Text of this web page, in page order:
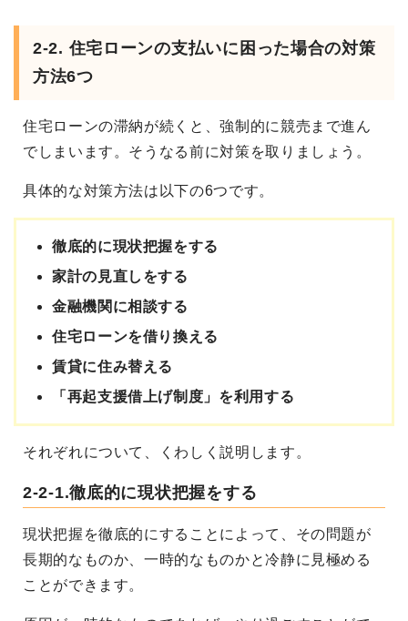
2-2. 住宅ローンの支払いに困った場合の対策
方法6つ
住宅ローンの滞納が続くと、強制的に競売まで進ん
でしまいます。そうなる前に対策を取りましょう。
具体的な対策方法は以下の6つです。
徹底的に現状把握をする
家計の見直しをする
金融機関に相談する
住宅ローンを借り換える
賃貸に住み替える
「再起支援借上げ制度」を利用する
それぞれについて、くわしく説明します。
2-2-1.徹底的に現状把握をする
現状把握を徹底的にすることによって、その問題が
長期的なものか、一時的なものかと冷静に見極める
ことができます。